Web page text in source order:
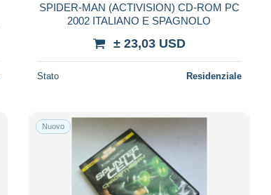
SPIDER-MAN (ACTIVISION) CD-ROM PC
2002 ITALIANO E SPAGNOLO
± 23,03 USD
Stato Residenziale
Nuovo